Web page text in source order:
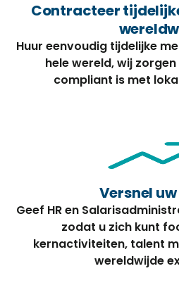
Contracteer
Huur eenvoudig tijdelijke
hele wereld, wij
compliant is met
Versnel
Geef HR en
zodat u zich kunt
kernactiviteiten, talent
wereldwijde